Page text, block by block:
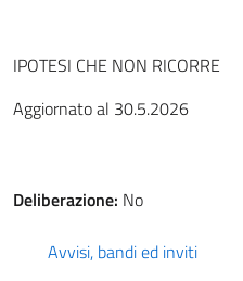
IPOTESI CHE NON RICORRE
Aggiornato al 30.5.2026
Deliberazione: No
Avvisi, bandi ed inviti